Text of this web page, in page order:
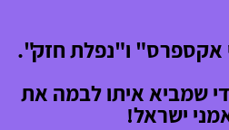
אקספרס" ו"נפלת חזק".
שמביא איתו לבמה את
ישראל!